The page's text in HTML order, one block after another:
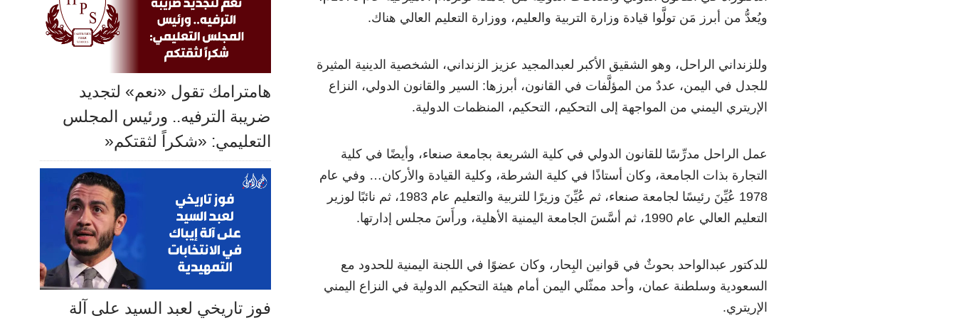
ويُعدُّ من أبرز مَن تولَّوا قيادة وزارة التربية والعليم، ووزارة التعليم العالي هناك.
وللزنداني الراحل، وهو الشقيق الأكبر لعبدالمجيد عزيز الزنداني، الشخصية الدينية المثيرة
للجدل في اليمن، عددٌ من المؤلَّفات في القانون، أبرزها: السير والقانون الدولي، النزاع
الإريتري اليمني من المواجهة إلى التحكيم، التحكيم، المنظمات الدولية.
عمل الراحل مدرِّسًا للقانون الدولي في كلية الشريعة بجامعة صنعاء، وأيضًا في كلية
التجارة بذات الجامعة، وكان أستاذًا في كلية الشرطة، وكلية القيادة والأركان… وفي عام
1978 عُيِّنَ رئيسًا لجامعة صنعاء، ثم عُيِّنَ وزيرًا للتربية والتعليم عام 1983، ثم نائبًا لوزير
التعليم العالي عام 1990، ثم أسَّسَ الجامعة اليمنية الأهلية، ورأَسَ مجلس إدارتها.
للدكتور عبدالواحد بحوثٌ في قوانين البِحار، وكان عضوًا في اللجنة اليمنية للحدود مع
السعودية وسلطنة عمان، وأحد ممثّلي اليمن أمام هيئة التحكيم الدولية في النزاع اليمني
الإريتري.
هامترامك تقول «نعم» لتجديد
ضريبة الترفيه.. ورئيس المجلس
التعليمي: «شكراً لثقتكم«
فوز تاريخي لعبد السيد على آلة